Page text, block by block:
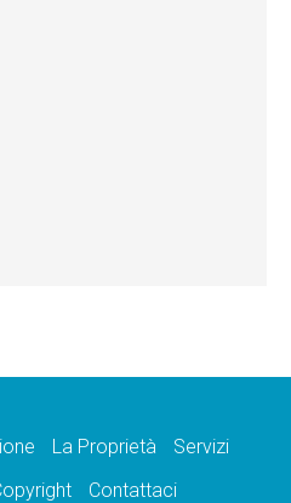
La Proprietà
Servizi
Contattaci